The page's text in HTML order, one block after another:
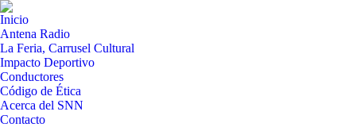
Inicio
Antena Radio
La Feria, Carrusel Cultural
Impacto Deportivo
Conductores
Código de Ética
Acerca del SNN
Contacto